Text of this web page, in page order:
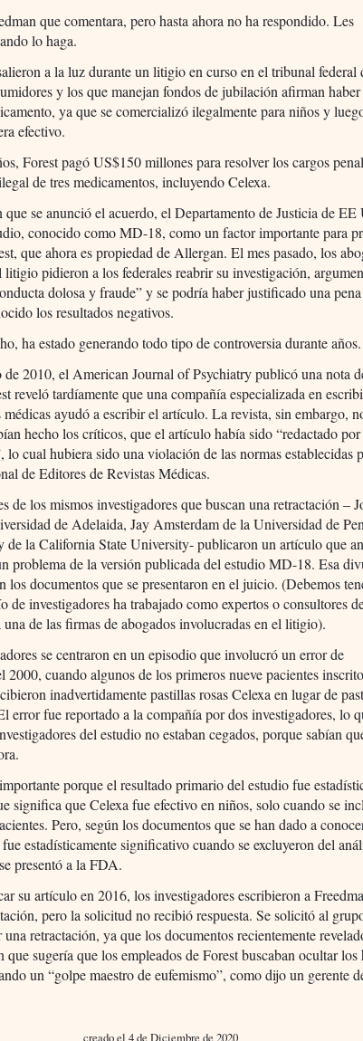
que comentara, pero hasta ahora no ha respondido. Les
lo haga.
a la luz durante un litigio en curso en el tribunal federal
y los que manejan fondos de jubilación afirman haber
ya que se comercializó ilegalmente para niños y
efectivo.
Forest pagó US$150 millones para resolver los cargos
de tres medicamentos, incluyendo Celexa.
que se anunció el acuerdo, el Departamento de Justicia de
conocido como MD-18, como un factor importante para
que ahora es propiedad de Allergan. El mes pasado, los
litigio pidieron a los federales reabrir su investigación,
dolosa y fraude” y se podría haber justificado una
los resultados negativos.
ha estado generando todo tipo de controversia durante años.
de 2010, el American Journal of Psychiatry publicó una nota
reveló tardíamente que una compañía especializada en
ayudó a escribir el artículo. La revista, sin embargo,
hecho los críticos, que el artículo había sido “redactado
lo cual hubiera sido una violación de las normas establecidas
de Editores de Revistas Médicas.
de los mismos investigadores que buscan una retractación –
de Adelaida, Jay Amsterdam de la Universidad de
la California State University- publicaron un artículo que
problema de la versión publicada del estudio MD-18. Esa
los documentos que se presentaron en el juicio. (Debemos
de investigadores ha trabajado como expertos o consultores
de las firmas de abogados involucradas en el litigio).
se centraron en un episodio que involucró un error de
2000, cuando algunos de los primeros nueve pacientes
inadvertidamente pastillas rosas Celexa en lugar de
error fue reportado a la compañía por dos investigadores, lo
del estudio no estaban cegados, porque sabían
porque el resultado primario del estudio fue
significa que Celexa fue efectivo en niños, solo cuando se
Pero, según los documentos que se han dado a
estadísticamente significativo cuando se excluyeron del
presentó a la FDA.
su artículo en 2016, los investigadores escribieron a
pero la solicitud no recibió respuesta. Se solicitó al
retractación, ya que los documentos recientemente
que sugería que los empleados de Forest buscaban ocultar los
un “golpe maestro de eufemismo”, como dijo un gerente
creado el 4 de Diciembre de 2020